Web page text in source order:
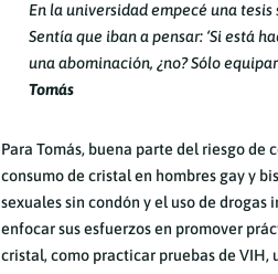
En la universidad empecé una tesis
Sentía que iban a pensar: ‘Si está
una abominación, ¿no? Sólo
Tomás
Para Tomás, buena parte del riesgo
consumo de cristal en hombres gay y
sexuales sin condón y el uso de
enfocar sus esfuerzos en promover
cristal, como practicar pruebas de VIH,